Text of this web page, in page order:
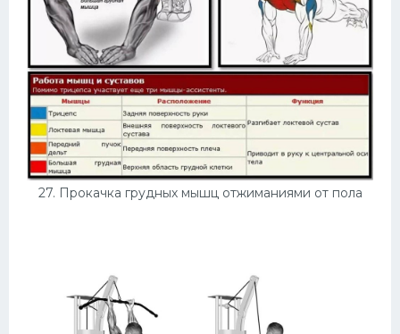
27. Прокачка грудных мышц отжиманиями от пола